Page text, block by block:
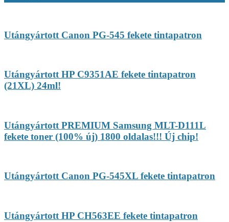
Utángyártott Canon PG-545 fekete tintapatron
Utángyártott HP C9351AE fekete tintapatron
(21XL) 24ml!
Utángyártott PREMIUM Samsung MLT-D111L
fekete toner (100% új) 1800 oldalas!!! Új chip!
Utángyártott Canon PG-545XL fekete tintapatron
Utángyártott HP CH563EE fekete tintapatron